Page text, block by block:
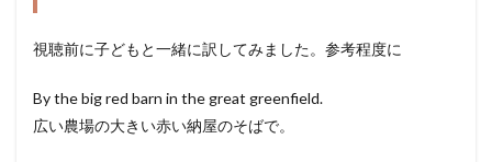
視聴前に子どもと一緒に訳してみました。参考程度に
By the big red barn in the great greenfield.
広い農場の大きい赤い納屋のそばで。